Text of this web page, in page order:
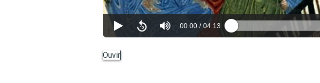
00:00 / 04:13
Ouvir